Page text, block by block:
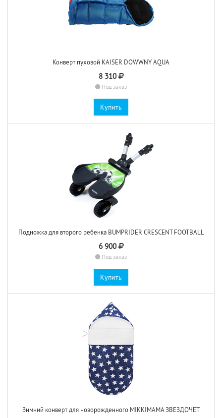
Конверт пуховой KAISER DOWWNY AQUA
8 310
Под заказ
Купить
Подножка для второго ребенка BUMPRIDER CRESCENT FOOTBALL
6 900
Под заказ
Купить
Зимний конверт для новорожденного MIKKIMAMA ЗВЕЗДОЧЁТ